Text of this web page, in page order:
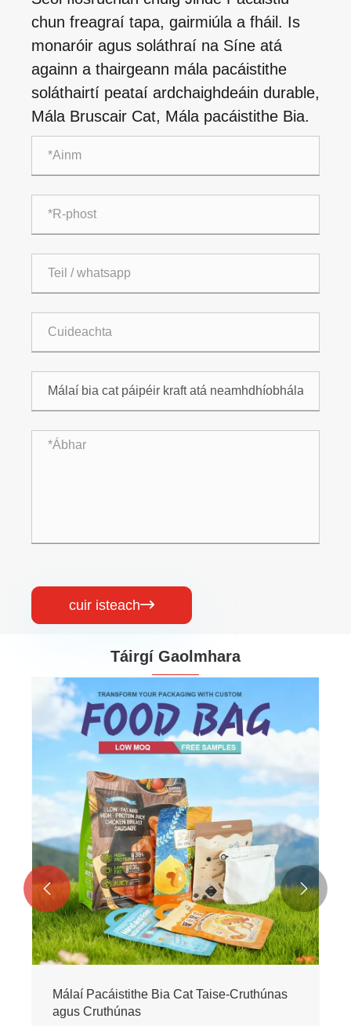
chun freagraí tapa, gairmiúla a fháil. Is
monaróir agus soláthraí na Síne atá
againn a thairgeann mála pacáistithe
soláthairtí peataí ardchaighdeáin durable,
Mála Bruscair Cat, Mála pacáistithe Bia.
cuir isteach
Táirgí Gaolmhara
Málaí Pacáistithe Bia Cat Taise-Cruthúnas
agus Cruthúnas
 